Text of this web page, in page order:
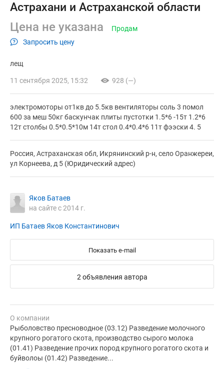
Астрахани и Астраханской области
Цена не указана
Запросить цену
Продам
лещ
11 сентября 2025, 15:32 928 (—)
электромоторы от1кв до 5.5кв вентиляторы соль 3 помол
600 за меш 50кг баскунчак плиты пустотки 1.5*6 -15т 1.2*6
12т столбы 0.5*0.5*10м 14т стол 0.4*0.4*6 11т фээски 4. 5
Россия, Астраханская обл, Икрянинский р-н, село Оранжереи,
ул Корнеева, д 5 (Юридический адрес)
Яков Батаев
на сайте с 2014 г.
ИП Батаев Яков Константинович
Показать e-mail
2 объявления автора
О компании
Рыболовство пресноводное (03.12) Разведение молочного
крупного рогатого скота, производство сырого молока
(01.41) Разведение прочих пород крупного рогатого скота и
буйволоы (01.42) Разведение...